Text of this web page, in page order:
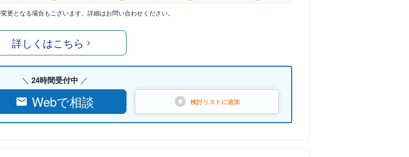
更となる場合もございます。詳細はお問い合わせください。
詳しくはこちら
24時間受付中
Webで相談 検討リストに追加